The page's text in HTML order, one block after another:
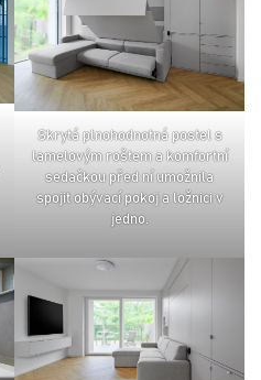
skrytá plnohodnotná postel s
lamelovým roštem a komfortní
sedačkou před ní umožnila
spojit obývací pokoj a ložnici v
jedno.